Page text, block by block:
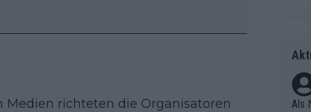
Medien richteten die Organisatoren
Als